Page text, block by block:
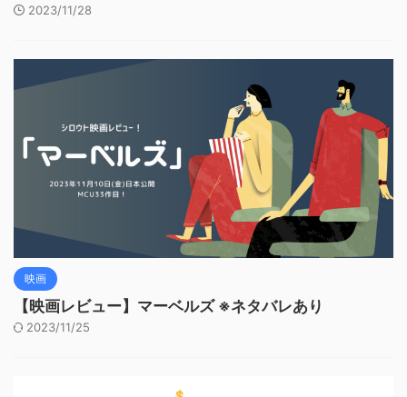
2023/11/28
映画
【映画レビュー】マーベルズ ※ネタバレあり
2023/11/25